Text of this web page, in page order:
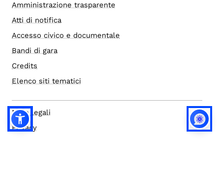
Amministrazione trasparente
Atti di notifica
Accesso civico e documentale
Bandi di gara
Credits
Elenco siti tematici
Note legali
Privacy